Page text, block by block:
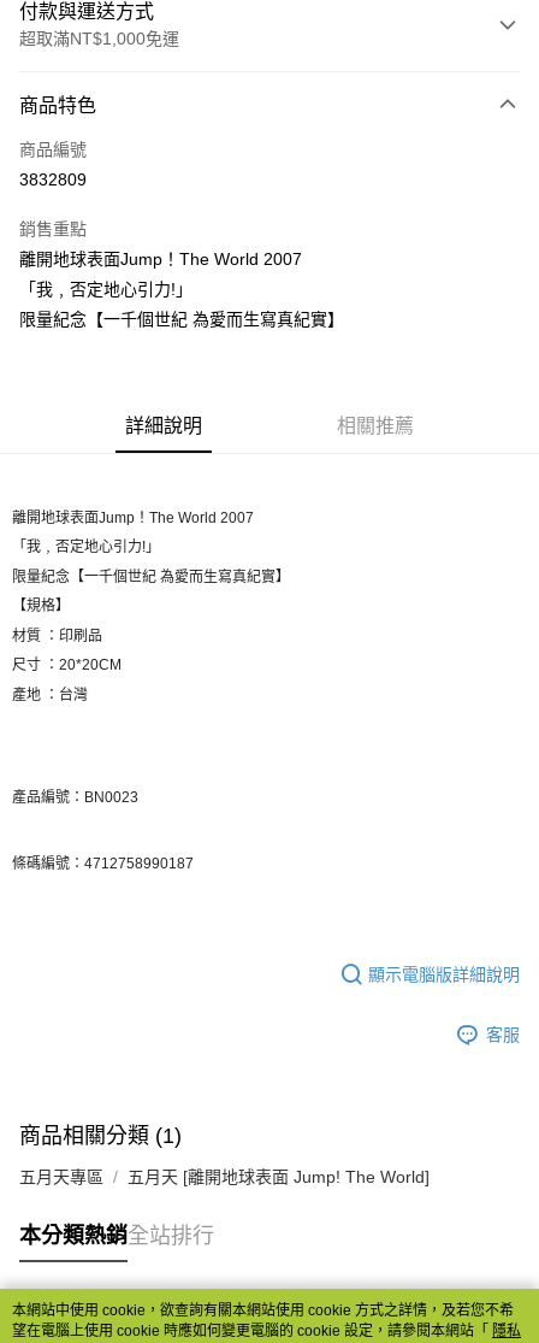
付款與運送方式
超取滿NT$1,000免運
信用卡一次付款
超商取貨付款
Apple Pay
悠遊付
全家取貨付款
付款後全家取貨
每筆NT$65，滿NT$1,000(含以上)免運費
7-11取貨付款
每筆NT$65，滿NT$1,000(含以上)免運費
每筆NT$85，滿NT$1,000(含以上)免運費
商品特色
商品編號
3832809
銷售重點
離開地球表面Jump！The World 2007
「我﹐否定地心引力!」
限量紀念【一千個世紀 為愛而生寫真紀實】
詳細說明 相關推薦
離開地球表面Jump ！ The World 2007
「我﹐否定地心引力! 」
限量紀念【一千個世紀 為愛而生寫真紀實】
【規格】
材質 ：印刷品
尺寸 ： 20*20CM
產地 ：台灣
產品編號：BN0023
條碼編號：4712758990187
顯示電腦版詳細說明
客服
商品相關分類 (1)
五月天專區 五月天 [離開地球表面 Jump! The World]
本分類熱銷全站排行
熱門標籤
本網站中使用 cookie，欲查詢有關本網站使用 cookie 方式之詳情，及若您不希
望在電腦上使用 cookie 時應如何變更電腦的 cookie 設定，請參閱本網站「 隱私